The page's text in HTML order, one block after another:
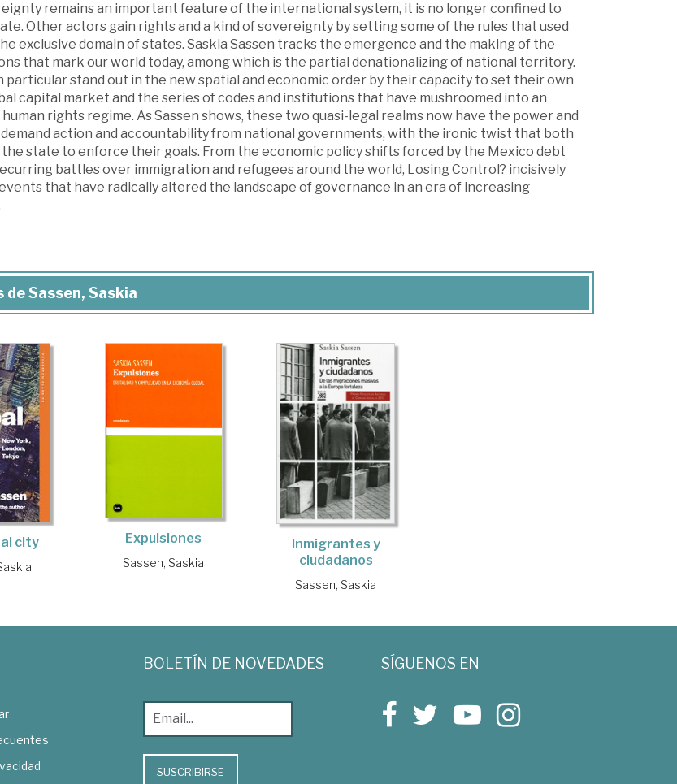
remains an important feature of the international system, it is no longer confined to
Other actors gain rights and a kind of sovereignty by setting some of the rules that used
exclusive domain of states. Saskia Sassen tracks the emergence and the making of the
that mark our world today, among which is the partial denationalizing of national territory.
particular stand out in the new spatial and economic order by their capacity to set their own
capital market and the series of codes and institutions that have mushroomed into an
rights regime. As Sassen shows, these two quasi-legal realms now have the power and
action and accountability from national governments, with the ironic twist that both
state to enforce their goals. From the economic policy shifts forced by the Mexico debt
battles over immigration and refugees around the world, Losing Control? incisively
that have radically altered the landscape of governance in an era of increasing
Sassen, Saskia
city Expulsiones
Sassen, Saskia
Inmigrantes y
ciudadanos
Sassen, Saskia
BOLETÍN DE NOVEDADES
SUSCRIBIRSE
SÍGUENOS EN